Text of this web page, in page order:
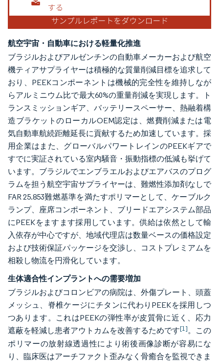
航空宇宙・自動車における軽量化推進
ブラジルおよびアルゼンチンの自動車メーカーおよび航空
機ティアサプライヤーは積極的な質量削減目標を追求して
おり、PEEKコンポーネントは機械的完全性を維持しなが
らアルミニウム比で最大60%の重量削減を実現します。ト
ランスミッションギア、バッテリースペーサー、熱融着構
造ブラケットのローカルOEM認定は、燃費削減または電
気自動車航続距離延長に貢献するため加速しています。採
用企業はまた、グローバルパワートレインのPEEKギアで
すでに実証されている室内騒音・振動指標の低減も挙げて
います。ブラジルでエンブラエルおよびエアバスのプログ
ラムを担う航空宇宙サプライヤーは、難燃性添加剤なしで
FAR 25.853難燃基準を満たすポリマーとして、ケーブルク
ランプ、座席コンポーネント、ブリードエアシステム部品
にPEEKをますます採用しています。供給は依然として輸
入依存が中心ですが、地域代理店は数量ベースの価格設定
および技術保証パッケージを交渉し、コストプレミアムを
相殺し物流を円滑化しています。
生体適合性インプラントへの需要増加
ブラジルおよびコロンビアの病院は、外傷プレート、頭蓋
メッシュ、脊椎ケージにチタンに代わりPEEKを採用しつ
つあります。これはPEEKの弾性率が皮質骨に近く、応力
遮蔽を軽減し患者アウトカムを改善するためです[1]。この
ポリマーの放射線透過性により術後画像診断が容易にな
り、臨床医はアーチファクト歪みなく骨癒合を監視できま